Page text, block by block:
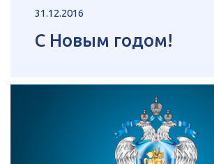
31.12.2016
С Новым годом!